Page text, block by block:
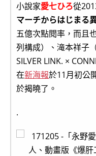
小說家愛七ひろ從
マーチからはじまる
五億次點閱率，而且
列構成）、滝本祥子
SILVER LINK. ×
在新海報於11月初公
於揭曉了。
.